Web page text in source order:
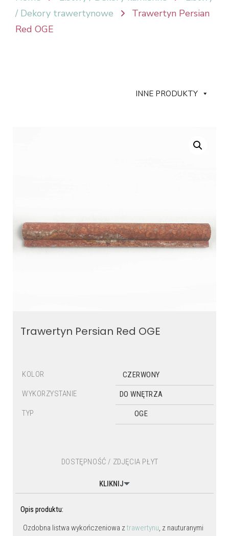
/ Dekory trawertynowe
Trawertyn Persian
Red OGE
INNE PRODUKTY
Trawertyn Persian Red OGE
KOLOR CZERWONY
WYKORZYSTANIE DO WNĘTRZA
TYP OGE
DOSTĘPNOŚĆ / ZDJĘCIA PŁYT
KLIKNIJ
Opis produktu:
Ozdobna listwa wykończeniowa ztrawertynu, z nauturanymi